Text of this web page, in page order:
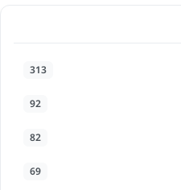
313
92
82
69